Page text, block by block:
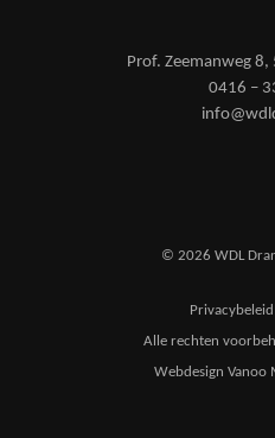
Prof. Zeemanweg
0416 –
© 2026 WDL
Privacybeleid
Alle rechten
Webdesign Vanoo